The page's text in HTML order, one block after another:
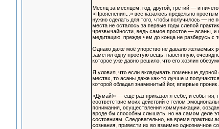
Месяц за месяцем, год, другой, третий — и
«Прояснения...» всё казалось предельно
нужно сделать для того, чтобы получилось — не
места не осталось за первые годы слепой
чрезвычайности, ведь самое простое — асаны, и
медитацию, прежде чем до конца не разберусь с
Однако даже моё упорство не давало желаемых
заметил одну простую вещь, навеянную,
которое уже давно решило, что его хозяин
Я уловил, что если вкладывать поменьше дурной
местах, то асаны даже как-то лучше и
которой обладал знаменитый йог, впервые
«Думай!» — ещё раз приказал я себе, и события,
соответствие моих действий с телом
понимания, осуществления коммуникации,
вроде бы способны слышать, но на самом деле
состояниям. Следовательно, на время практики
сознания, привести их во взаимно однозначное